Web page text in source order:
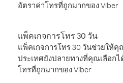
อัตราค่าโทรที่ถูกมากของ Viber
แพ็คเกจการโทร 30 วัน
แพ็คเกจการโทร 30 วันช่วยให้
ประเทศยังปลายทางที่คุณเลือก
โทรที่ถูกมากของ Viber